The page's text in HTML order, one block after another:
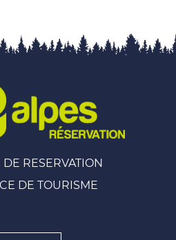
RESERVATION
DE TOURISME